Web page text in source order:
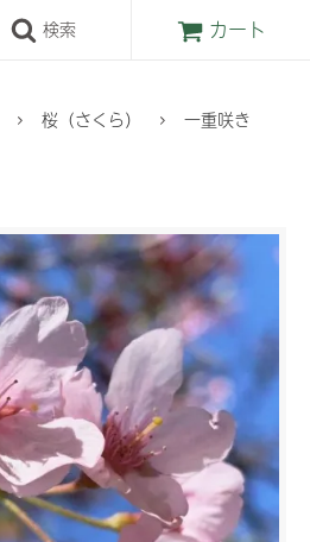
検索 カート
桜（さくら）
一重咲き